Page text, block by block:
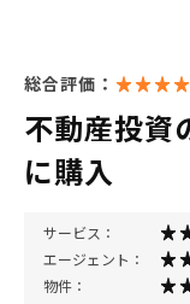
総合評価：
不動産投資
に購入
サービス：
エージェント：
物件：